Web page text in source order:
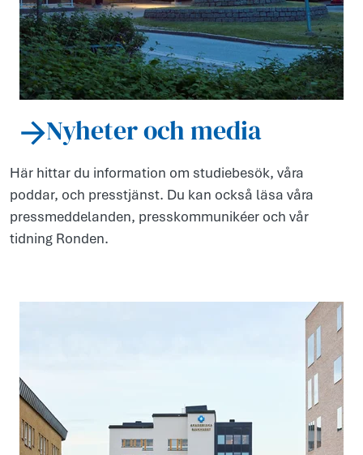
Nyheter och media
Här hittar du information om studiebesök, våra
poddar, och presstjänst. Du kan också läsa våra
pressmeddelanden, presskommunikéer och vår
tidning Ronden.